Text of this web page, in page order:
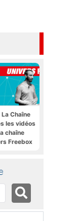
Chaîne
les vidéos
chaîne
Freebox